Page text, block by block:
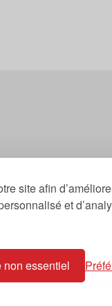
site afin
et
non essentielS'abonner